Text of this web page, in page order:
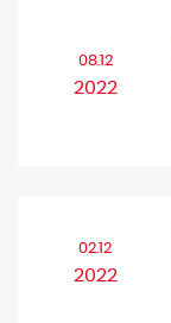
08.12
2022
02.12
2022